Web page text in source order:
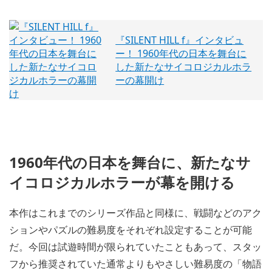
『SILENT HILL f』インタビュ
ー！ 1960年代の日本を舞台に
した新たなサイコロジカルホラ
ーの幕開け
1960年代の日本を舞台に、新たなサ
イコロジカルホラーが幕を開ける
本作はこれまでのシリーズ作品と同様に、戦闘などのアク
ションやパズルの難易度をそれぞれ設定することが可能
だ。今回は試遊時間が限られていたこともあって、スタッ
フから推奨されていた通常よりもやさしい難易度の「物語